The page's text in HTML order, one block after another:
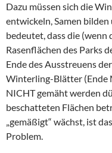
Dazu müssen sich die
entwickeln, Samen
bedeutet, dass die
Rasenflächen des Parks
Ende des Ausstreuens
Winterling-Blätter (Ende
NICHT gemäht werden
beschatteten Flächen
„gemäßigt“ wächst, ist
Problem.